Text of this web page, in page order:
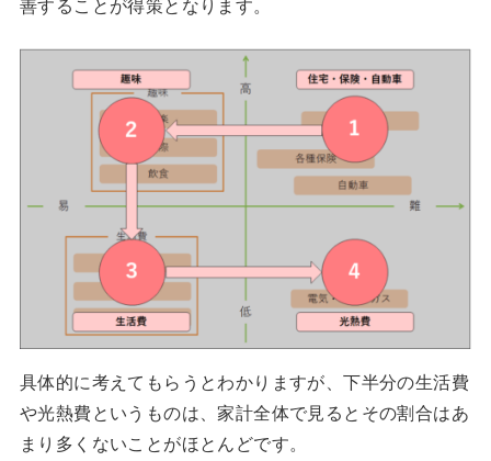
善することが得策となります。
具体的に考えてもらうとわかりますが、下半分の生活費
や光熱費というものは、家計全体で見るとその割合はあ
まり多くないことがほとんどです。